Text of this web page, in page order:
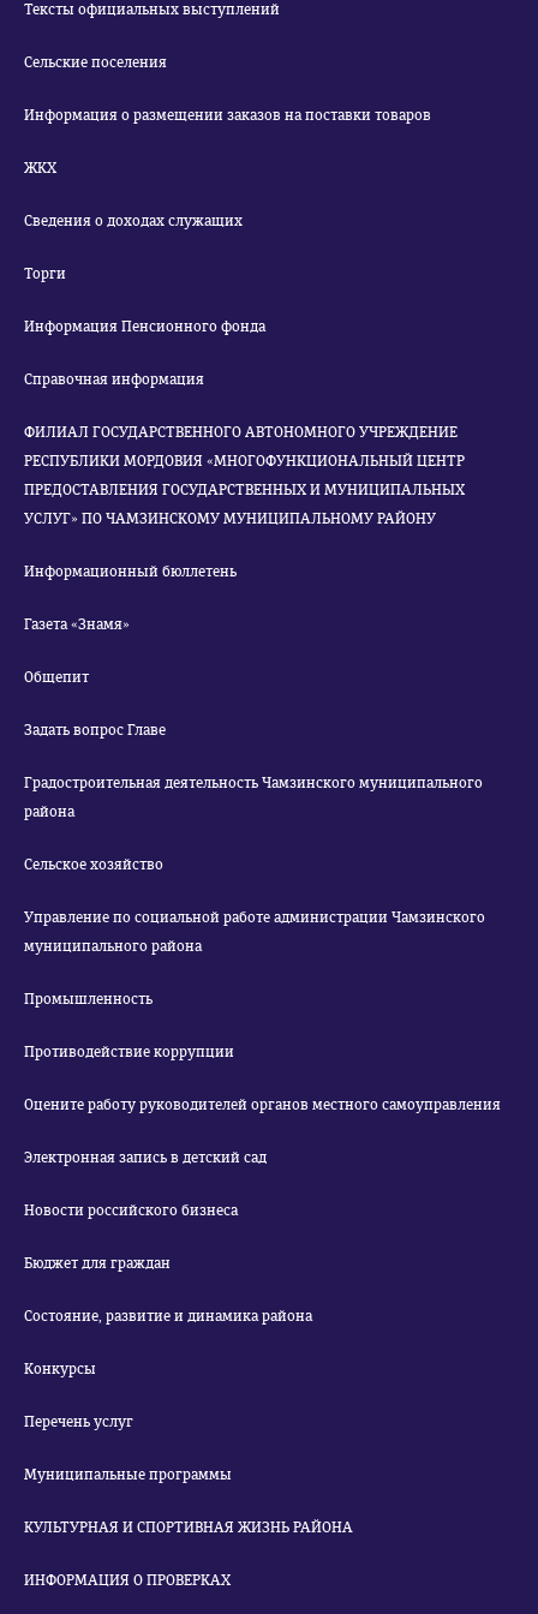
Тексты официальных выступлений
Сельские поселения
Информация о размещении заказов на поставки товаров
ЖКХ
Сведения о доходах служащих
Торги
Информация Пенсионного фонда
Справочная информация
ФИЛИАЛ ГОСУДАРСТВЕННОГО АВТОНОМНОГО УЧРЕЖДЕНИЕ
РЕСПУБЛИКИ МОРДОВИЯ «МНОГОФУНКЦИОНАЛЬНЫЙ ЦЕНТР
ПРЕДОСТАВЛЕНИЯ ГОСУДАРСТВЕННЫХ И МУНИЦИПАЛЬНЫХ
УСЛУГ» ПО ЧАМЗИНСКОМУ МУНИЦИПАЛЬНОМУ РАЙОНУ
Информационный бюллетень
Газета «Знамя»
Общепит
Задать вопрос Главе
Градостроительная деятельность Чамзинского муниципального
района
Сельское хозяйство
Управление по социальной работе администрации Чамзинского
муниципального района
Промышленность
Противодействие коррупции
Оцените работу руководителей органов местного самоуправления
Электронная запись в детский сад
Новости российского бизнеса
Бюджет для граждан
Состояние, развитие и динамика района
Конкурсы
Перечень услуг
Муниципальные программы
КУЛЬТУРНАЯ И СПОРТИВНАЯ ЖИЗНЬ РАЙОНА
ИНФОРМАЦИЯ О ПРОВЕРКАХ